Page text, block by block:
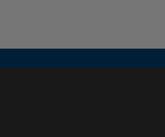
dedicado a la economía y los
Sierra Nevada de Santa Marta,
En este trabajo, el autor plantea la
de la Sierra como fuente de agua
ríos producen unos 10.000
de agua por año, parte de la
de agua para 1,5 millones de